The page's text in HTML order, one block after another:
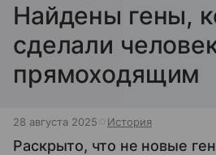
Найдены гены,
сделали
прямоходящим
28 августа 2025 История
Раскрыто, что не новые